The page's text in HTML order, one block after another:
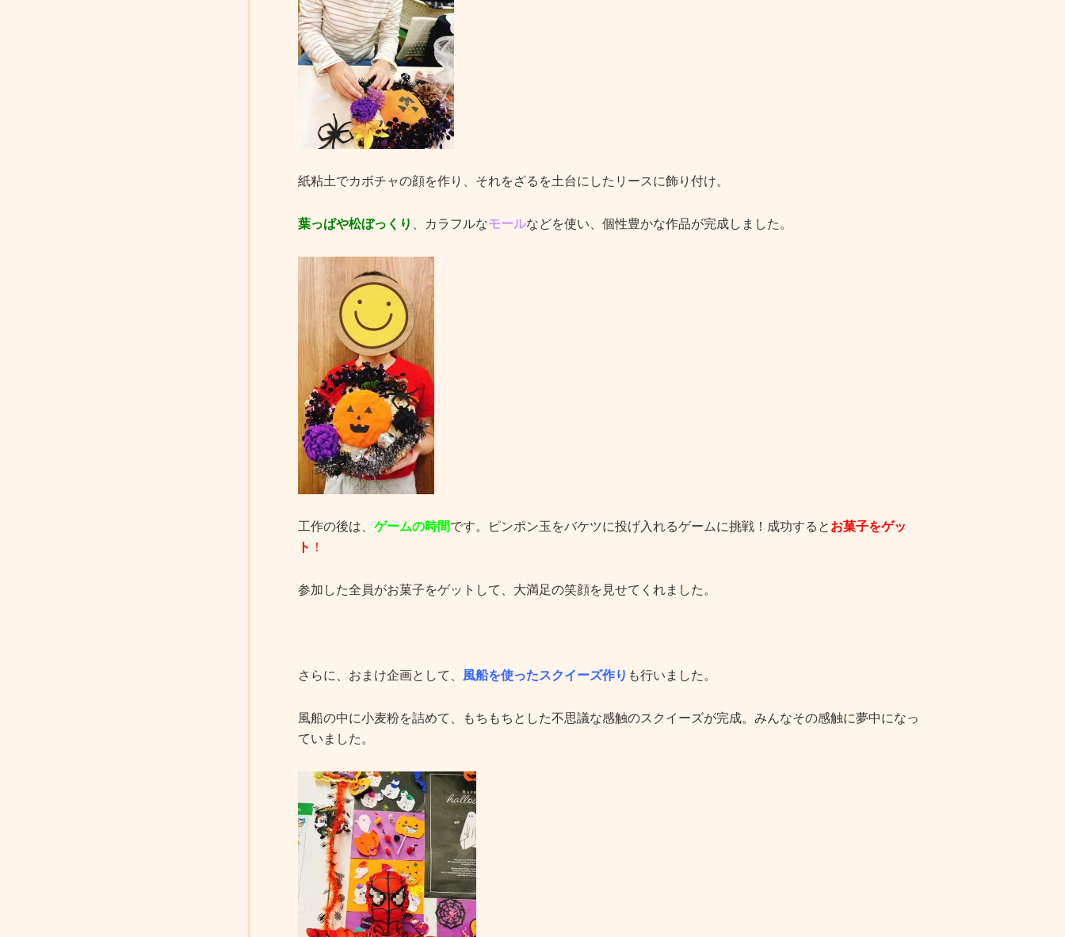
紙粘土でカボチャの顔を作り、それをざるを土台にしたリースに飾り付け。
葉っぱや松ぼっくり 、カラフルなモールなどを使い、個性豊かな作品が完成しました。
工作の後は、 ゲームの時間です。ピンポン玉をバケツに投げ入れるゲームに挑戦！成功すると お菓子をゲッ
ト ！
参加した全員がお菓子をゲットして、大満足の笑顔を見せてくれました。
さらに、おまけ企画として、 風船を使ったスクイーズ作り も行いました。
風船の中に小麦粉を詰めて、もちもちとした不思議な感触のスクイーズが完成。みんなその感触に夢中になっ
ていました。